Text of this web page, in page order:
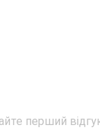
перший